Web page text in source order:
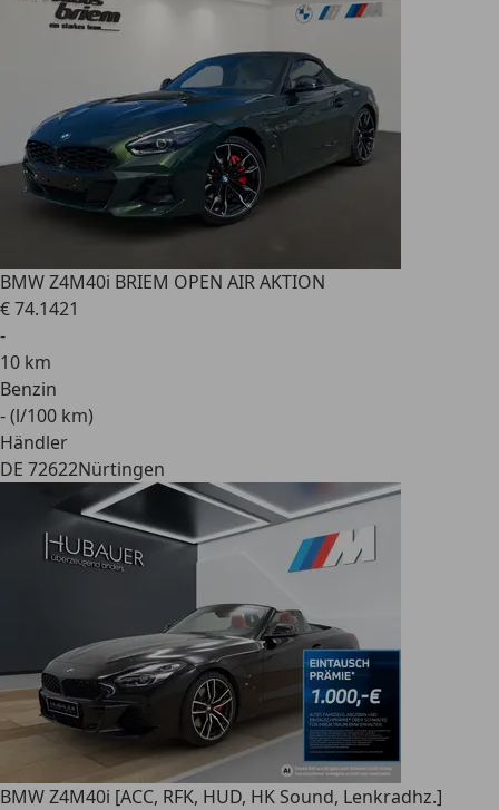
BMW Z4M40i BRIEM OPEN AIR AKTION
€ 74.1421
-
10 km
Benzin
- (l/100 km)
Händler
DE 72622Nürtingen
BMW Z4M40i [ACC, RFK, HUD, HK Sound, Lenkradhz.]